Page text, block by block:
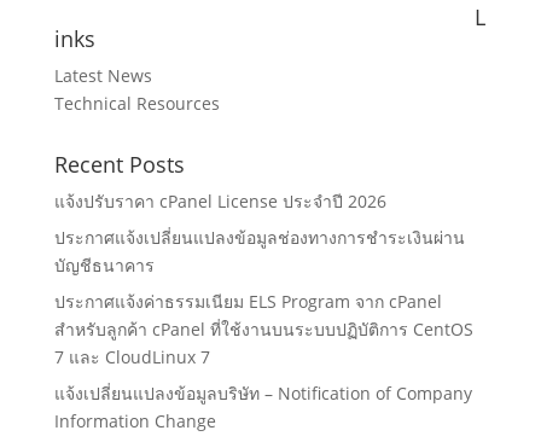
L
inks
Latest News
Technical Resources
Recent Posts
แจ้งปรับราคา cPanel License ประจำปี 2026
ประกาศแจ้งเปลี่ยนแปลงข้อมูลช่องทางการชำระเงินผ่าน
บัญชีธนาคาร
ประกาศแจ้งค่าธรรมเนียม ELS Program จาก cPanel
สำหรับลูกค้า cPanel ที่ใช้งานบนระบบปฏิบัติการ CentOS
7 และ CloudLinux 7
แจ้งเปลี่ยนแปลงข้อมูลบริษัท – Notification of Company
Information Change